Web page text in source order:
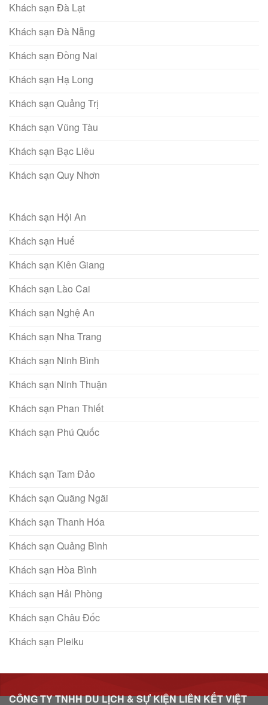
Khách sạn Đà Lạt
Khách sạn Đà Nẵng
Khách sạn Đồng Nai
Khách sạn Hạ Long
Khách sạn Quảng Trị
Khách sạn Vũng Tàu
Khách sạn Bạc Liêu
Khách sạn Quy Nhơn
Khách sạn Hội An
Khách sạn Huế
Khách sạn Kiên Giang
Khách sạn Lào Cai
Khách sạn Nghệ An
Khách sạn Nha Trang
Khách sạn Ninh Bình
Khách sạn Ninh Thuận
Khách sạn Phan Thiết
Khách sạn Phú Quốc
Khách sạn Tam Đảo
Khách sạn Quãng Ngãi
Khách sạn Thanh Hóa
Khách sạn Quảng Bình
Khách sạn Hòa Bình
Khách sạn Hải Phòng
Khách sạn Châu Đốc
Khách sạn Pleiku
CÔNG TY TNHH DU LỊCH & SỰ KIỆN LIÊN KẾT VIỆT